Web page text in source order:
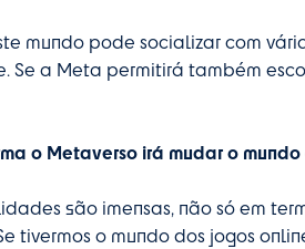
mundo pode socializar com
Se a Meta permitirá também
o Metaverso irá mudar o
são imensas, não só em
tivermos o mundo dos jogos